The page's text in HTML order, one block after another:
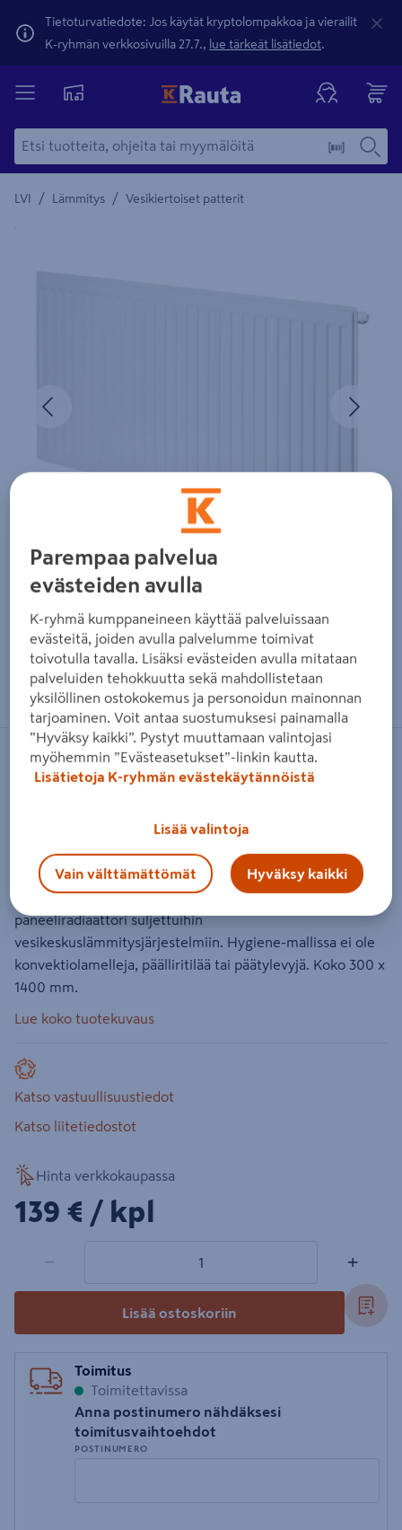
Tietoturvatiedote: Jos käytät kryptolompakkoa ja vierailit
K-ryhmän verkkosivuilla 27.7., lue tärkeät lisätiedot.
LVI / Lämmitys / Vesikiertoiset patterit
Yksityiskohtainen kuvaus löytyy Tuotteen kuvaus -
Zoomaa kuvaa sormilla kosketusnäytöllä
PURMO
Purmo Hygiene on hygienialuokituksella varustettu
paneeliradiaattori suljettuihin
vesikeskuslämmitysjärjestelmiin. Hygiene-mallissa ei ole
konvektiolamelleja, päälliritilää tai päätylevyjä. Koko 300 x
1400 mm.
Lue koko tuotekuvaus
Katso vastuullisuustiedot
Katso liitetiedostot
Hinta verkkokaupassa
139€/kpl
139 € / kpl
− +
Lisää ostoskoriin
Toimitus
Toimitettavissa
Anna postinumero nähdäksesi
toimitusvaihtoehdot
POSTINUMERO
Parempaa palvelua
evästeiden avulla
K-ryhmä kumppaneineen käyttää palveluissaan
evästeitä, joiden avulla palvelumme toimivat
toivotulla tavalla. Lisäksi evästeiden avulla mitataan
palveluiden tehokkuutta sekä mahdollistetaan
yksilöllinen ostokokemus ja personoidun mainonnan
tarjoaminen. Voit antaa suostumuksesi painamalla
”Hyväksy kaikki”. Pystyt muuttamaan valintojasi
myöhemmin ”Evästeasetukset”-linkin kautta.
Lisätietoja K-ryhmän evästekäytännöistä
Lisää valintoja
Vain välttämättömät Hyväksy kaikki